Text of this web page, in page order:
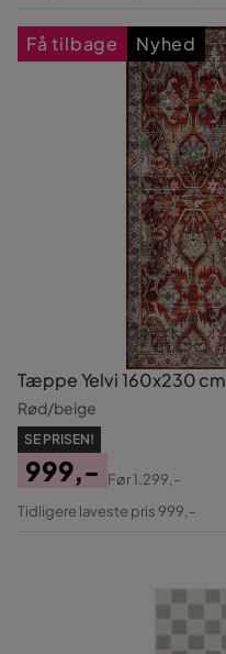
Tæppe Yelvi 160x230 cm
Rød/beige
SE PRISEN!
Pris
999,-
Original
Før1.299,-
Tidligere laveste pris 999,-
Få tilbage Nyhed